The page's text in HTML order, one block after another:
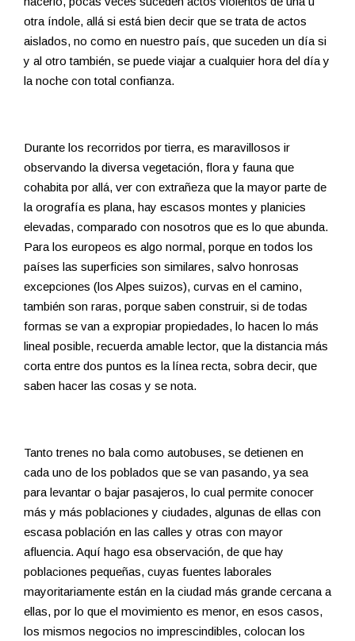
otra índole, allá si está bien decir que se trata de actos
aislados, no como en nuestro país, que suceden un día si
y al otro también, se puede viajar a cualquier hora del día y
la noche con total confianza.
Durante los recorridos por tierra, es maravillosos ir
observando la diversa vegetación, flora y fauna que
cohabita por allá, ver con extrañeza que la mayor parte de
la orografía es plana, hay escasos montes y planicies
elevadas, comparado con nosotros que es lo que abunda.
Para los europeos es algo normal, porque en todos los
países las superficies son similares, salvo honrosas
excepciones (los Alpes suizos), curvas en el camino,
también son raras, porque saben construir, si de todas
formas se van a expropiar propiedades, lo hacen lo más
lineal posible, recuerda amable lector, que la distancia más
corta entre dos puntos es la línea recta, sobra decir, que
saben hacer las cosas y se nota.
Tanto trenes no bala como autobuses, se detienen en
cada uno de los poblados que se van pasando, ya sea
para levantar o bajar pasajeros, lo cual permite conocer
más y más poblaciones y ciudades, algunas de ellas con
escasa población en las calles y otras con mayor
afluencia. Aquí hago esa observación, de que hay
poblaciones pequeñas, cuyas fuentes laborales
mayoritariamente están en la ciudad más grande cercana a
ellas, por lo que el movimiento es menor, en esos casos,
los mismos negocios no imprescindibles, colocan los